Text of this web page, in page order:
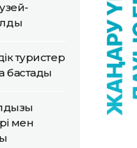
туристер
бастады
мен